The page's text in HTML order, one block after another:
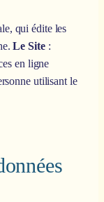
qui édite les
Le Site:
en ligne
utilisant le